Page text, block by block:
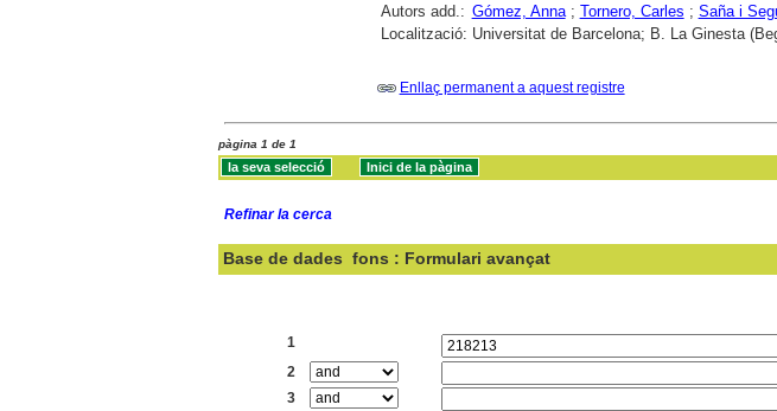
Autors add.: Gómez, Anna; Tornero, Carles ; Saña i
Localització: Universitat de Barcelona; B. La Ginesta
Enllaç permanent a aquest registre
pàgina 1 de 1
Refinar la cerca
Base de dades fons : Formulari avançat
1
2
3